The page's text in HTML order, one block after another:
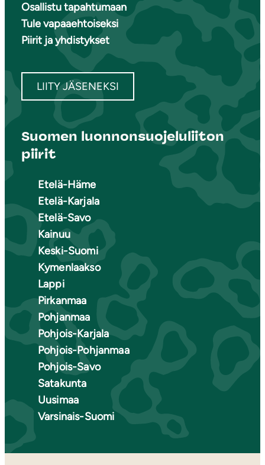
Osallistu tapahtumaan
Tule vapaaehtoiseksi
Piirit ja yhdistykset
LIITY JÄSENEKSI
Suomen luonnonsuojeluliiton
piirit
Etelä-Häme
Etelä-Karjala
Etelä-Savo
Kainuu
Keski-Suomi
Kymenlaakso
Lappi
Pirkanmaa
Pohjanmaa
Pohjois-Karjala
Pohjois-Pohjanmaa
Pohjois-Savo
Satakunta
Uusimaa
Varsinais-Suomi